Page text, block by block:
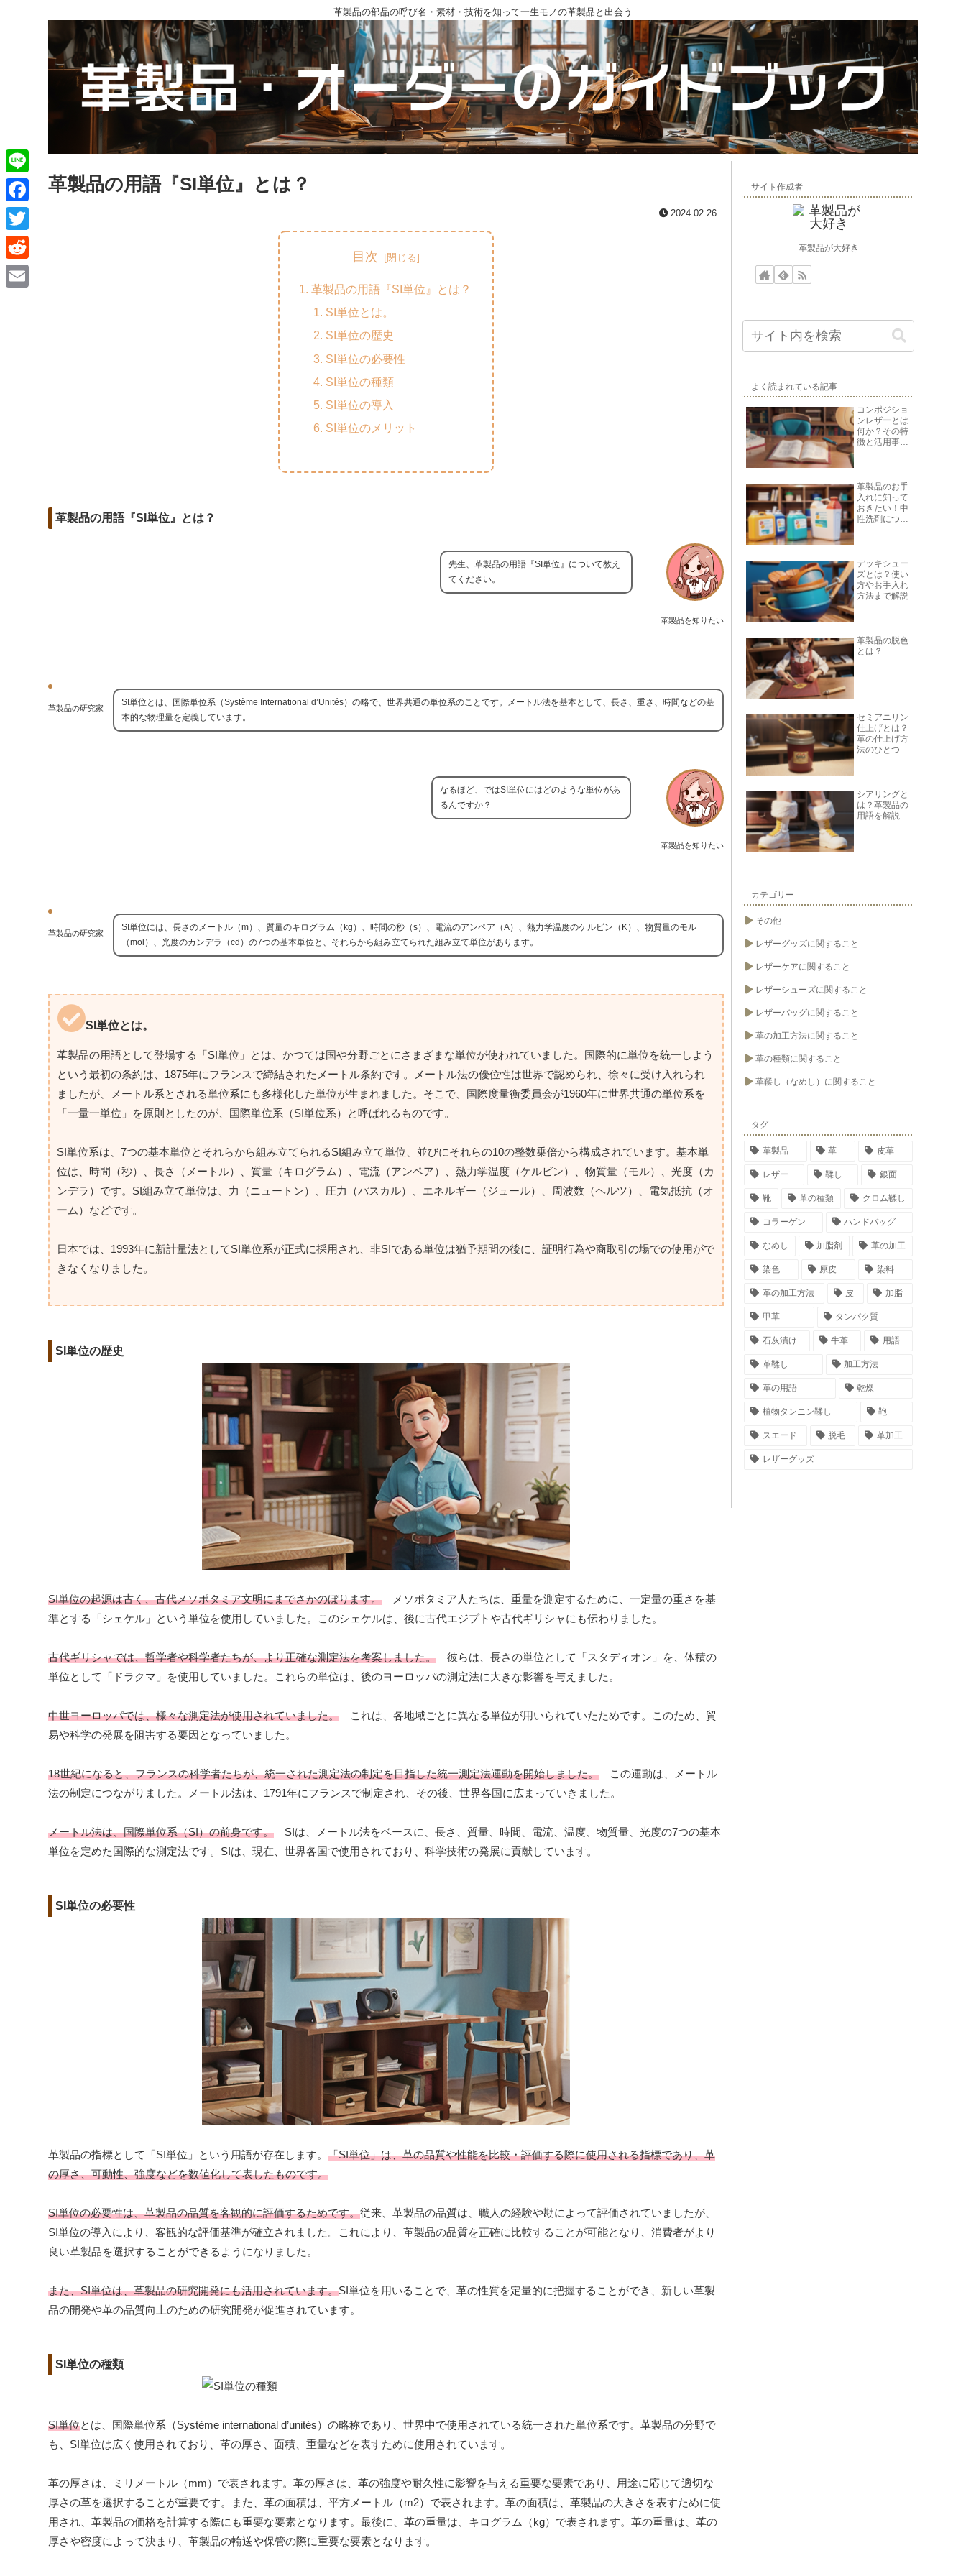
革製品の部品の呼び名・素材・技術を知って一生モノの革製品と出会う
革製品の用語『SI単位』とは？
2024.02.26
目次
革製品の用語『SI単位』とは？
SI単位とは。
SI単位の歴史
SI単位の必要性
SI単位の種類
SI単位の導入
SI単位のメリット
革製品の用語『SI単位』とは？
革製品を知りたい
先生、革製品の用語『SI単位』について教え
てください。
革製品の研究家
SI単位とは、国際単位系（Système International d’Unités）の略で、世界共通の単位系のことです。メートル法を基本として、長さ、重さ、時間などの基
本的な物理量を定義しています。
革製品を知りたい
なるほど、ではSI単位にはどのような単位があ
るんですか？
革製品の研究家
SI単位には、長さのメートル（m）、質量のキログラム（kg）、時間の秒（s）、電流のアンペア（A）、熱力学温度のケルビン（K）、物質量のモル
（mol）、光度のカンデラ（cd）の7つの基本単位と、それらから組み立てられた組み立て単位があります。
SI単位とは。
革製品の用語として登場する「SI単位」とは、かつては国や分野ごとにさまざまな単位が使われていました。国際的に単位を統一しよう
という最初の条約は、1875年にフランスで締結されたメートル条約です。メートル法の優位性は世界で認められ、徐々に受け入れられ
ましたが、メートル系とされる単位系にも多様化した単位が生まれました。そこで、国際度量衡委員会が1960年に世界共通の単位系を
「一量一単位」を原則としたのが、国際単位系（SI単位系）と呼ばれるものです。
SI単位系は、7つの基本単位とそれらから組み立てられるSI組み立て単位、並びにそれらの10の整数乗倍から構成されています。基本単
位は、時間（秒）、長さ（メートル）、質量（キログラム）、電流（アンペア）、熱力学温度（ケルビン）、物質量（モル）、光度（カ
ンデラ）です。SI組み立て単位は、力（ニュートン）、圧力（パスカル）、エネルギー（ジュール）、周波数（ヘルツ）、電気抵抗（オ
ーム）などです。
日本では、1993年に新計量法としてSI単位系が正式に採用され、非SIである単位は猶予期間の後に、証明行為や商取引の場での使用がで
きなくなりました。
SI単位の歴史
SI単位の起源は古く、古代メソポタミア文明にまでさかのぼります。 メソポタミア人たちは、重量を測定するために、一定量の重さを基
準とする「シェケル」という単位を使用していました。このシェケルは、後に古代エジプトや古代ギリシャにも伝わりました。
古代ギリシャでは、哲学者や科学者たちが、より正確な測定法を考案しました。 彼らは、長さの単位として「スタディオン」を、体積の
単位として「ドラクマ」を使用していました。これらの単位は、後のヨーロッパの測定法に大きな影響を与えました。
中世ヨーロッパでは、様々な測定法が使用されていました。 これは、各地域ごとに異なる単位が用いられていたためです。このため、貿
易や科学の発展を阻害する要因となっていました。
18世紀になると、フランスの科学者たちが、統一された測定法の制定を目指した統一測定法運動を開始しました。 この運動は、メートル
法の制定につながりました。メートル法は、1791年にフランスで制定され、その後、世界各国に広まっていきました。
メートル法は、国際単位系（SI）の前身です。 SIは、メートル法をベースに、長さ、質量、時間、電流、温度、物質量、光度の7つの基本
単位を定めた国際的な測定法です。SIは、現在、世界各国で使用されており、科学技術の発展に貢献しています。
SI単位の必要性
革製品の指標として「SI単位」という用語が存在します。 「SI単位」は、革の品質や性能を比較・評価する際に使用される指標であり、革
の厚さ、可動性、強度などを数値化して表したものです。
SI単位の必要性は、革製品の品質を客観的に評価するためです。従来、革製品の品質は、職人の経験や勘によって評価されていましたが、
SI単位の導入により、客観的な評価基準が確立されました。これにより、革製品の品質を正確に比較することが可能となり、消費者がより
良い革製品を選択することができるようになりました。
また、SI単位は、革製品の研究開発にも活用されています。SI単位を用いることで、革の性質を定量的に把握することができ、新しい革製
品の開発や革の品質向上のための研究開発が促進されています。
SI単位の種類
SI単位とは、国際単位系（Système international d’unités）の略称であり、世界中で使用されている統一された単位系です。革製品の分野で
も、SI単位は広く使用されており、革の厚さ、面積、重量などを表すために使用されています。
革の厚さは、ミリメートル（mm）で表されます。革の厚さは、革の強度や耐久性に影響を与える重要な要素であり、用途に応じて適切な
厚さの革を選択することが重要です。また、革の面積は、平方メートル（m2）で表されます。革の面積は、革製品の大きさを表すために使
用され、革製品の価格を計算する際にも重要な要素となります。最後に、革の重量は、キログラム（kg）で表されます。革の重量は、革の
厚さや密度によって決まり、革製品の輸送や保管の際に重要な要素となります。
サイト作成者
革製品が大好き
よく読まれている記事
コンポジショ
ンレザーとは
何か？その特
徴と活用事例
革製品のお手
入れに知って
おきたい！中
性洗剤につい
デッキシュー
ズとは？使い
方やお手入れ
方法まで解説
革製品の脱色
とは？
セミアニリン
仕上げとは？
革の仕上げ方
法のひとつ
シアリングと
は？革製品の
用語を解説
カテゴリー
その他
レザーグッズに関すること
レザーケアに関すること
レザーシューズに関すること
レザーバッグに関すること
革の加工方法に関すること
革の種類に関すること
革鞣し（なめし）に関すること
タグ
革製品 革 皮革
レザー 鞣し 銀面
靴 革の種類 クロム鞣し
コラーゲン ハンドバッグ
なめし 加脂剤 革の加工
染色 原皮 染料
革の加工方法 皮 加脂
甲革 タンパク質
石灰漬け 牛革 用語
革鞣し 加工方法
革の用語 乾燥
植物タンニン鞣し 鞄
スエード 脱毛 革加工
レザーグッズ
L
i
n
e
F
a
c
e
T
w
i
R